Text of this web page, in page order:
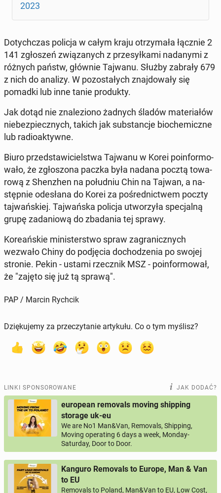
2023
Do­tych­czas policja w całym kraju otrzy­ma­ła łącznie 2
141 zgło­szeń zwią­za­nych z prze­sył­ka­mi nada­ny­mi z
różnych państw, głównie Tajwanu. Służby zabrały 679
z nich do analizy. W po­zo­sta­łych znaj­do­wa­ły się
pomadki lub inne tanie pro­duk­ty.
Jak dotąd nie zna­le­zio­no żadnych śladów ma­te­ria­łów
nie­bez­piecz­nych, takich jak sub­stan­cje bio­che­micz­ne
lub ra­dio­ak­tyw­ne.
Biuro przed­sta­wi­ciel­stwa Tajwanu w Korei po­in­for­mo­
wa­ło, że zgło­szo­na paczka była nadana pocztą to­wa­
ro­wą z Shen­zhen na po­łu­dniu Chin na Tajwan, a na­
stęp­nie ode­sła­na do Korei za po­śred­nic­twem poczty
taj­wań­skiej. Taj­wań­ska policja utwo­rzy­ła spe­cjal­ną
grupę za­da­nio­wą do zba­da­nia tej sprawy.
Ko­re­ań­skie mi­ni­ster­stwo spraw za­gra­nicz­nych
wezwało Chiny do pod­ję­cia do­cho­dze­nia po swojej
stronie. Pekin - ustami rzecz­nik MSZ - po­in­for­mo­wał,
że "zajęto się już tą sprawą".
PAP / Marcin Rychcik
Dziękujemy za przeczytanie artykułu. Co o tym myślisz?
LINKI SPONSOROWANE JAK DODAĆ?
european removals moving shipping
storage uk-eu
We are No1 Man&Van, Removals, Shipping,
Moving operating 6 days a week, Monday-
Saturday, Door to Door.
Kanguro Removals to Europe, Man & Van
to EU
Removals to Poland, Man&Van to EU, Low Cost,